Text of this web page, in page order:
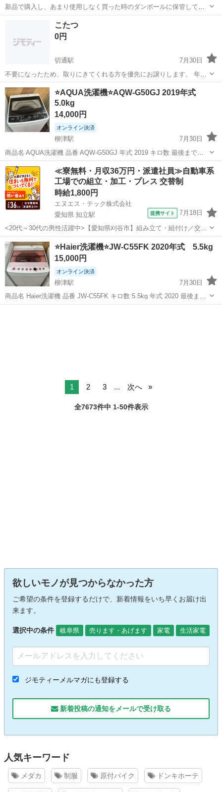
新品で購入し、あまり使用しなく買った時のダンボールに保管してい
たのですが、保管方法がわるかったのかつなぎ目のところが破損して
詮ガムテープなのでちゃんと固定し...
美江寺駅
こたつ
0円
切通駅
7月30日
不要になったため、取りにきてくれる方を優先にお譲りします。 年数
は古いですが、電気はついて温かくなります 来週中までの期間でよろ
しくお願いします
岐阜 岐阜市 切通駅 生活家電
⭐️AQUA洗濯機⭐️AQW-G50GJ 2019年式
5.0kg
14,000円
オンライン決済
柳津駅
7月30日
商品名 AQUA洗濯機 品番 AQW-G50GJ 年式 2019 キロ数 最後までお
読みください。 ※商品が売れてしまっているケースがございます。 必
ずご連絡頂き、ご来店くださいませ。 ✿店頭にて同時販売しており
ま...
岐阜 岐阜市 柳津駅 生活家電 AQW
≪寮無料・月収36万円・派遣社員≫自動車系
工場での組立・加工・プレス 交替制
時給1,800円
エヌエス・テック株式会社
愛知県 知立駅
提携サイト 7月18日
<20代～30代の男性活躍中>【愛知県刈谷市】組み立て・組付け／交替
制／月収36.2万円以上可能！／ngy143-99 仕事概要 仕事概要 困った時
／トラブル時のサポートも万全 ー・ー・ー・ー・ー・ー 毎週火曜/金
曜 入社...
愛知 刈谷市 知立駅 その他
⭐️Haier洗濯機⭐️JW-C55FK 2020年式 5.5kg
15,000円
オンライン決済
柳津駅
7月30日
商品名 Haier洗濯機 品番 JW-C55FK キロ数 5.5kg 年式 2020 最後まで
お読みください。 ※商品が売れてしまっているケースがございます。
1 2 3 ... 次へ
全7673件中 1-50件表示
欲しいモノが見つからなかった方
ご希望の条件を登録するだけで、新着情報をいち早くお届け出
来ます。
選択中の条件 岐阜県 売ります・あげます 家電 生活家電
ジモティーメルマガにも登録する
新着投稿の通知をメールで受け取る
人気キーワード
メダカ 制服 原付バイク ドンキホーテ